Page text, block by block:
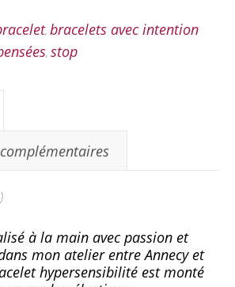
, bracelets avec intention
, stop
à la main avec passion et
mon atelier entre Annecy et
hypersensibilité est monté